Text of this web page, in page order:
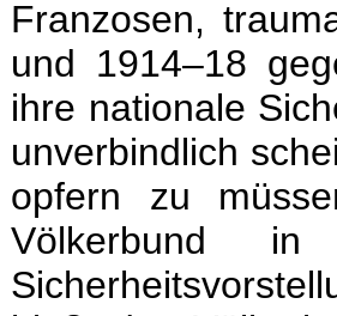
Franzosen,
und 1914–18
ihre nationale
unverbindlich
opfern zu
Völkerbund